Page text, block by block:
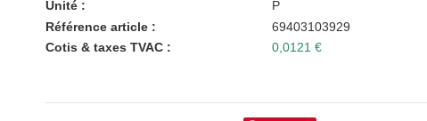
Unité
P
Référence article
69403103929
Cotis & taxes TVAC
0,0121 €